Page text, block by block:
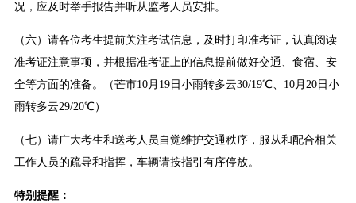
况，应及时举手报告并听从监考人员安排。
（六）请各位考生提前关注考试信息，及时打印准考证，认真阅读
准考证注意事项，并根据准考证上的信息提前做好交通、食宿、安
全等方面的准备。（芒市10月19日小雨转多云30/19℃、10月20日小
雨转多云29/20℃）
（七）请广大考生和送考人员自觉维护交通秩序，服从和配合相关
工作人员的疏导和指挥，车辆请按指引有序停放。
特别提醒：